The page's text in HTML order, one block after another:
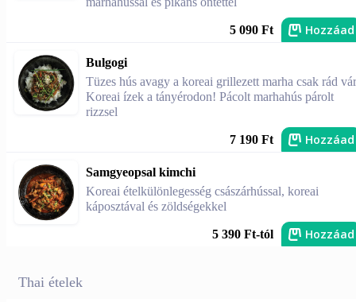
5 090 Ft Hozzáad
Bulgogi
Tüzes hús avagy a koreai grillezett marha csak rád
Koreai ízek a tányérodon! Pácolt marhahús párolt
rizzsel
7 190 Ft Hozzáad
Samgyeopsal kimchi
Koreai ételkülönlegesség császárhússal, koreai
káposztával és zöldségekkel
5 390 Ft-tól Hozzáad
Thai ételek